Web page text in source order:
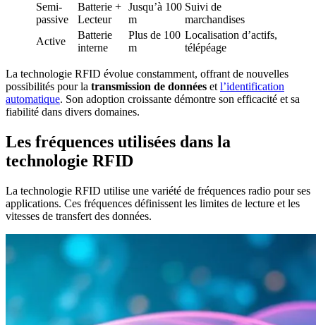
Semi-
passive
Batterie +
Lecteur
Jusqu’à 100
m
Suivi de
marchandises
Active
Batterie
interne
Plus de 100
m
Localisation d’actifs,
télépéage
La technologie RFID évolue constamment, offrant de nouvelles
possibilités pour la transmission de données etl’identification
automatique. Son adoption croissante démontre son efficacité et sa
fiabilité dans divers domaines.
Les fréquences utilisées dans la
technologie RFID
La technologie RFID utilise une variété de fréquences radio pour ses
applications. Ces fréquences définissent les limites de lecture et les
vitesses de transfert des données.